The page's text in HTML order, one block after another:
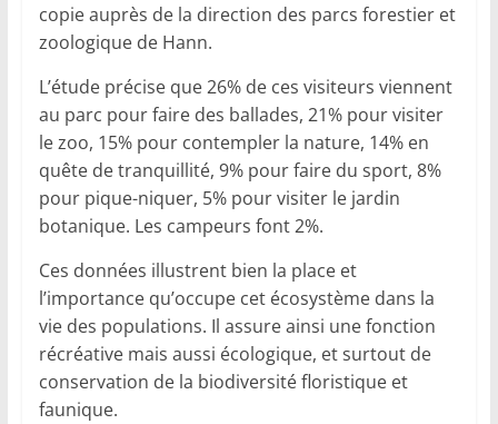
copie auprès de la direction des parcs forestier et
zoologique de Hann.
L’étude précise que 26% de ces visiteurs viennent
au parc pour faire des ballades, 21% pour visiter
le zoo, 15% pour contempler la nature, 14% en
quête de tranquillité, 9% pour faire du sport, 8%
pour pique-niquer, 5% pour visiter le jardin
botanique. Les campeurs font 2%.
Ces données illustrent bien la place et
l’importance qu’occupe cet écosystème dans la
vie des populations. Il assure ainsi une fonction
récréative mais aussi écologique, et surtout de
conservation de la biodiversité floristique et
faunique.